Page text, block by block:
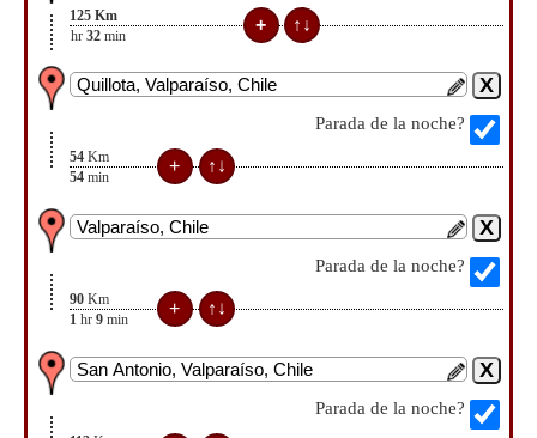
125 Km
hr 32 min
Parada de la noche?
54 Km
54 min
Parada de la noche?
90 Km
1 hr 9 min
Parada de la noche?